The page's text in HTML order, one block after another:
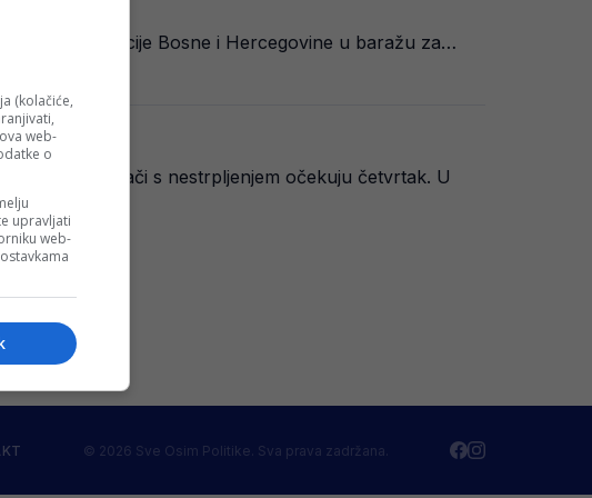
reprezentacije Bosne i Hercegovine u baražu za…
navijači s nestrpljenjem očekuju četvrtak. U
© 2026 Sve Osim Politike. Sva prava zadržana.
(kolačiće,
web-
o
upravljati
web-